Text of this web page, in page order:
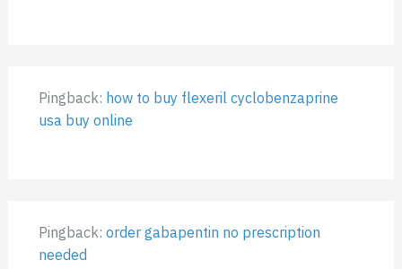
Pingback: how to buy flexeril cyclobenzaprine
usa buy online
Pingback:order gabapentin no prescription
needed